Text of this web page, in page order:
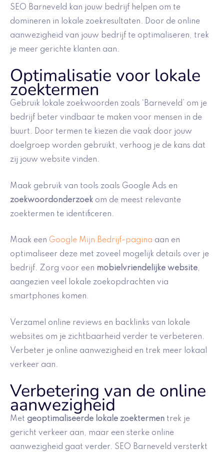
SEO Barneveld kan jouw bedrijf helpen om te
domineren in lokale zoekresultaten. Door de online
aanwezigheid van jouw bedrijf te optimaliseren, trek
je meer gerichte klanten aan.
Optimalisatie voor lokale
zoektermen
Gebruik lokale zoekwoorden zoals ‘Barneveld’ om je
bedrijf beter vindbaar te maken voor mensen in de
buurt. Door termen te kiezen die vaak door jouw
doelgroep worden gebruikt, verhoog je de kans dat
zij jouw website vinden.
Maak gebruik van tools zoals Google Ads en
zoekwoordonderzoek om de meest relevante
zoektermen te identificeren.
Maak een Google Mijn Bedrijf-pagina aan en
optimaliseer deze met zoveel mogelijk details over je
bedrijf. Zorg voor een mobielvriendelijke website,
aangezien veel lokale zoekopdrachten via
smartphones komen.
Verzamel online reviews en backlinks van lokale
websites om je zichtbaarheid verder te verbeteren.
Verbeter je online aanwezigheid en trek meer lokaal
verkeer aan.
Verbetering van de online
aanwezigheid
Met geoptimaliseerde lokale zoektermen trek je
gericht verkeer aan, maar een sterke online
aanwezigheid gaat verder. SEO Barneveld versterkt